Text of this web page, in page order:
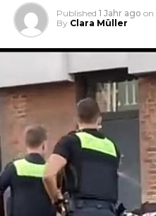
Published 1 Jahr ago on
By Clara Müller